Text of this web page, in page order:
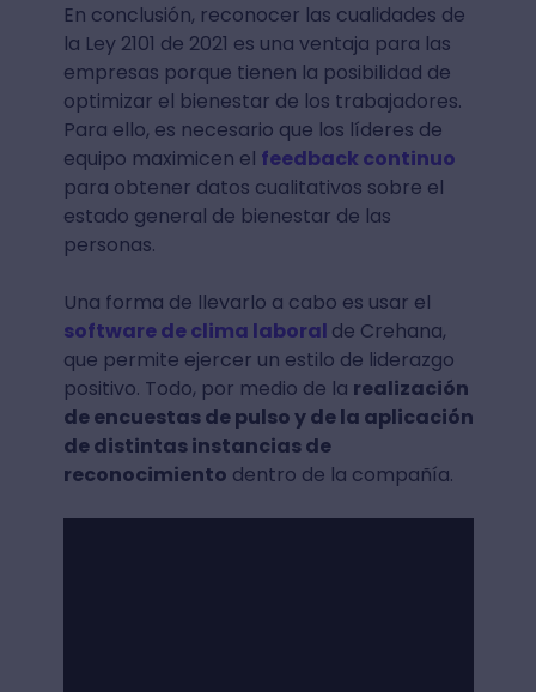
En conclusión, reconocer las cualidades de
la Ley 2101 de 2021 es una ventaja para las
empresas porque tienen la posibilidad de
optimizar el bienestar de los trabajadores.
Para ello, es necesario que los líderes de
equipo maximicen el feedback continuo
para obtener datos cualitativos sobre el
estado general de bienestar de las
personas.
Una forma de llevarlo a cabo es usar el
software de clima laboral de Crehana,
que permite ejercer un estilo de liderazgo
positivo. Todo, por medio de la realización
de encuestas de pulso y de la aplicación
de distintas instancias de
reconocimiento dentro de la compañía.